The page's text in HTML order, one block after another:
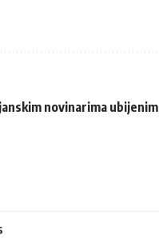
novinarima